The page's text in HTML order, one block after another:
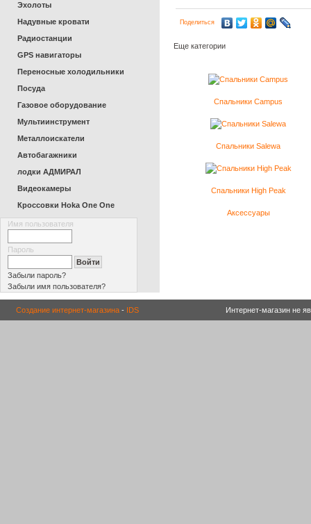
Поделиться
Еще категории
Спальники Campus
Спальники Salewa
Спальники High Peak
Аксессуары
Эхолоты
Надувные кровати
Радиостанции
GPS навигаторы
Переносные холодильники
Посуда
Газовое оборудование
Мультиинструмент
Металлоискатели
Автобагажники
лодки АДМИРАЛ
Видеокамеры
Кроссовки Hoka One One
Имя пользователя
Пароль
Забыли пароль?
Забыли имя пользователя?
Создание интернет-магазина - IDS Интернет-магазин не